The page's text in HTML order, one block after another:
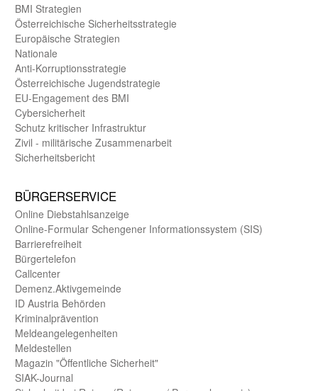
BMI Strategien
Öster­reichische Sicherheits­strategie
Europäische Strategien
Nationale
Anti-Korruptions­strategie
Öster­reichische Jugend­strategie
EU-Engagement des BMI
Cybersicherheit
Schutz kritischer Infra­struktur
Zivil - militärische Zusammen­arbeit
Sicherheits­bericht
BÜRGER­SERVICE
Online Diebstahls­anzeige
Online-Formular Schengener Informationssystem (SIS)
Barriere­freiheit
Bürger­telefon
Call­center
Demenz.Aktiv­gemeinde
ID Austria Behörden
Kriminal­prävention
Melde­an­ge­le­gen­heiten
Meld­estellen
Magazin "Öffentliche Sicherheit"
SIAK-Journal